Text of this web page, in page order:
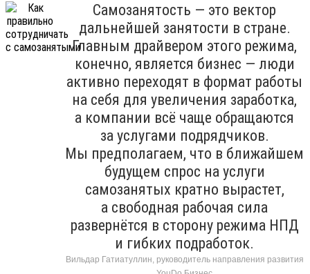
Самозанятость — это вектор
дальнейшей занятости в стране.
Главным драйвером этого режима,
конечно, является бизнес — люди
активно переходят в формат работы
на себя для увеличения заработка,
а компании всё чаще обращаются
за услугами подрядчиков.
Мы предполагаем, что в ближайшем
будущем спрос на услуги
самозанятых кратно вырастет,
а свободная рабочая сила
развернётся в сторону режима НПД
и гибких подработок.
Вильдар Гатиатуллин, руководитель направления развития